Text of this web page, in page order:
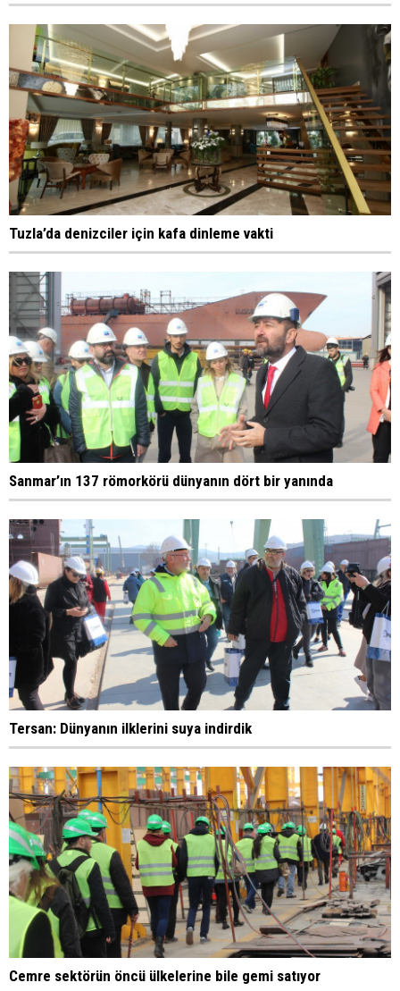
Tuzla’da denizciler için kafa dinleme vakti
Sanmar’ın 137 römorkörü dünyanın dört bir yanında
Tersan: Dünyanın ilklerini suya indirdik
Cemre sektörün öncü ülkelerine bile gemi satıyor